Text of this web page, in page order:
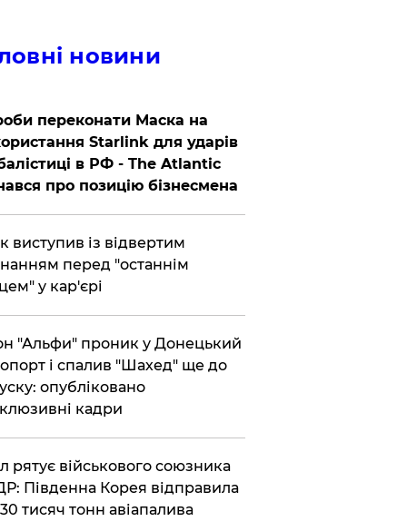
новини
переконати Маска на
Starlink для ударів
в РФ - The Atlantic
про позицію бізнесмена
виступив із відвертим
перед "останнім
у кар'єрі
"Альфи" проник у Донецький
і спалив "Шахед" ще до
опубліковано
кадри
рятує військового союзника
Південна Корея відправила
тисяч тонн авіапалива